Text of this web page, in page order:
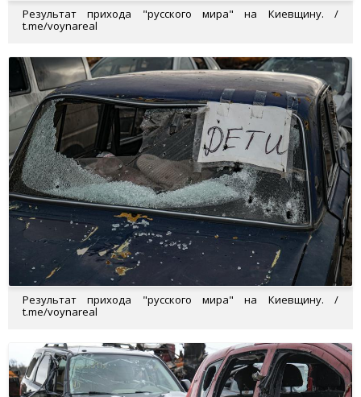
Результат прихода "русского мира" на Киевщину. /
t.me/voynareal
Результат прихода "русского мира" на Киевщину. /
t.me/voynareal